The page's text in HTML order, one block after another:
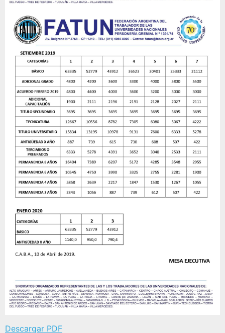
Descargar PDF